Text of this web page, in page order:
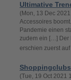
Ultimative
(Mon, 13 Dec
Accessoires
Pandemie einen
zudem ein […] Der
erschien zuerst
(Tue, 19 Oct 2021